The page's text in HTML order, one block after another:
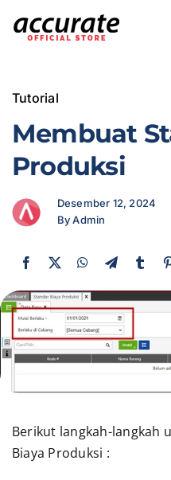
Bisnis
Fitur
Harga
Marketing
Daftar
Tutorial
Membuat
Produksi
Desember 12, 2024
By Admin
Berikut langkah-langkah
Biaya Produksi :